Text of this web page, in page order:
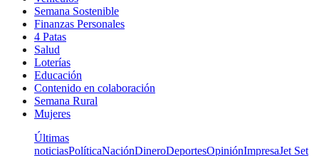
Semana Sostenible
Finanzas Personales
4 Patas
Salud
Loterías
Educación
Contenido en colaboración
Semana Rural
Mujeres
Últimas
noticiasPolíticaNaciónDineroDeportesOpiniónImpresaJet Set